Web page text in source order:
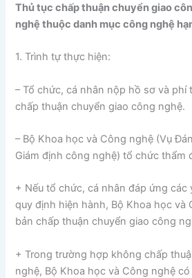
Thủ tục chấp thuận chuyển giao
nghệ thuộc danh mục công nghệ
1. Trình tự thực hiện:
– Tổ chức, cá nhân nộp hồ sơ và phí
chấp thuận chuyển giao công nghệ.
– Bộ Khoa học và Công nghệ (Vụ
Giám định công nghệ) tổ chức thẩm
+ Nếu tổ chức, cá nhân đáp ứng các
quy định hiện hành, Bộ Khoa học và
bản chấp thuận chuyển giao công
+ Trong trường hợp không chấp
nghệ, Bộ Khoa học và Công nghệ